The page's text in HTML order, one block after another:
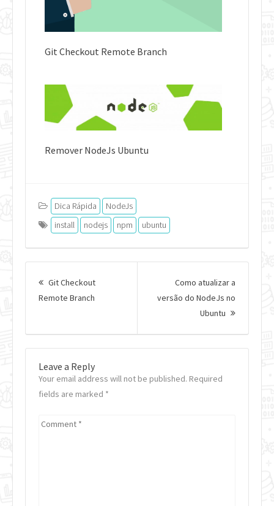
Git Checkout Remote Branch
Remover NodeJs Ubuntu
Dica Rápida
NodeJs
install
nodejs npm ubuntu
Post
navigation
Git Checkout
Remote Branch
Como atualizar a
versão do NodeJs no
Ubuntu
Next
Leave a Reply
Your email address will not be published. Required
fields are marked *
Comment